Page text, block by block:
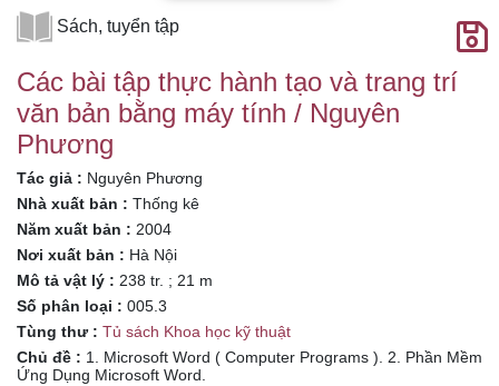
Sách, tuyển tập
Các bài tập thực hành tạo và trang trí
văn bản bằng máy tính / Nguyên
Phương
Tác giả : Nguyên Phương
Nhà xuất bản : Thống kê
Năm xuất bản : 2004
Nơi xuất bản : Hà Nội
Mô tả vật lý : 238 tr. ; 21 m
Số phân loại : 005.3
Tùng thư : Tủ sách Khoa học kỹ thuật
Chủ đề : 1. Microsoft Word ( Computer Programs ). 2. Phần Mềm
Ứng Dụng Microsoft Word.